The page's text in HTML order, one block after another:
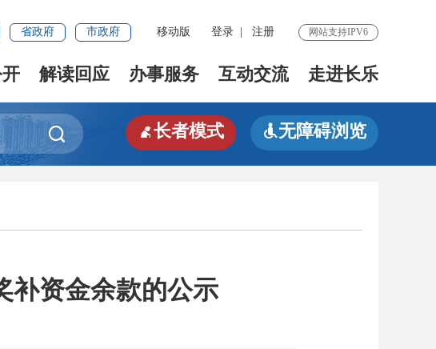
省政府 市政府 移动版 登录 注册 网站支持IPV6
解读回应 办事服务 互动交流 走进长乐
 长者模式 无障碍浏览
补资金余款的公示